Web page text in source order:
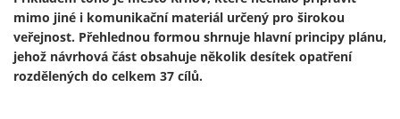
mimo jiné i komunikační materiál určený pro širokou
veřejnost. Přehlednou formou shrnuje hlavní principy plánu,
jehož návrhová část obsahuje několik desítek opatření
rozdělených do celkem 37 cílů.